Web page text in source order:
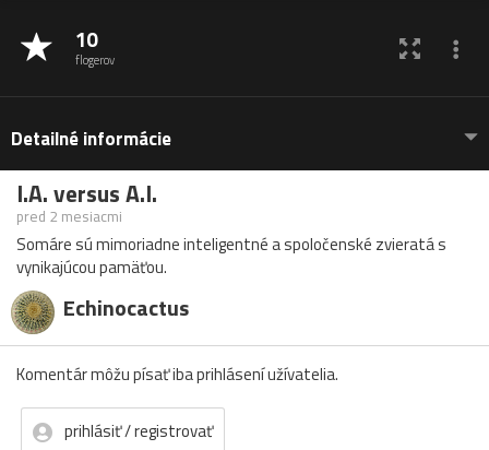
10
flogerov
Detailné informácie
I.A. versus A.I.
pred 2 mesiacmi
Somáre sú mimoriadne inteligentné a spoločenské zvieratá s
vynikajúcou pamäťou.
Echinocactus
Komentár môžu písať iba prihlásení užívatelia.
prihlásiť / registrovať